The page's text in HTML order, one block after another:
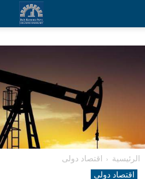
الرئيسية
اقتصاد دولی
اقتصاد دولی